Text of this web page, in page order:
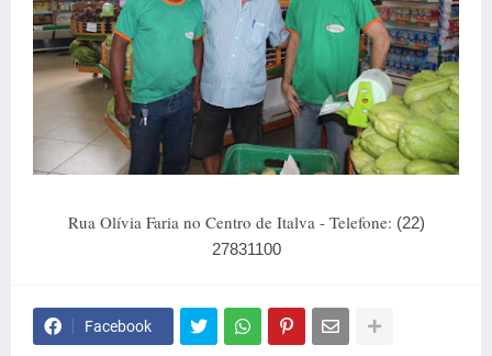
Rua Olívia Faria no Centro de Italva - Telefone: (22)
27831100
Facebook